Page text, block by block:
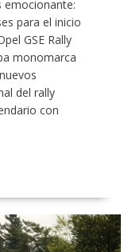
emocionante:
para el inicio
GSE Rally
monomarca
del rally
con